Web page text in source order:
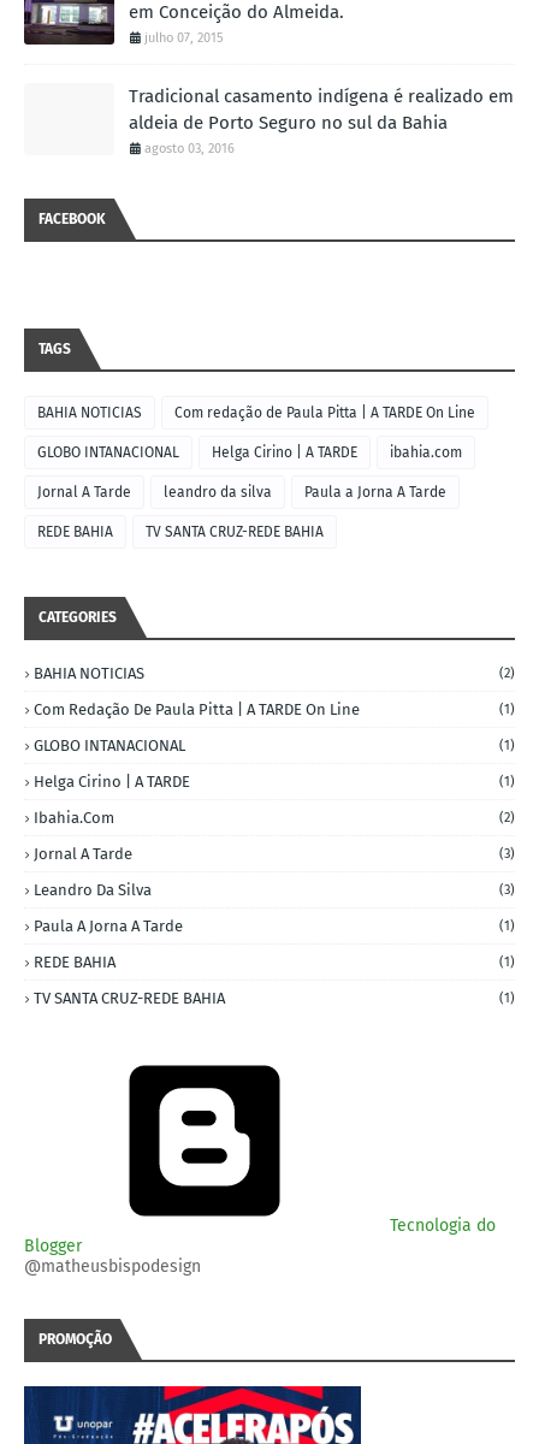
em Conceição do Almeida.
julho 07, 2015
Tradicional casamento indígena é realizado em
aldeia de Porto Seguro no sul da Bahia
agosto 03, 2016
FACEBOOK
TAGS
BAHIA NOTICIAS Com redação de Paula Pitta | A TARDE On Line
GLOBO INTANACIONAL Helga Cirino | A TARDE ibahia.com
Jornal A Tarde leandro da silva Paula a Jorna A Tarde
REDE BAHIA TV SANTA CRUZ-REDE BAHIA
CATEGORIES
BAHIA NOTICIAS (2)
Com Redação De Paula Pitta | A TARDE On Line (1)
GLOBO INTANACIONAL (1)
Helga Cirino | A TARDE (1)
Ibahia.com (2)
Jornal A Tarde (3)
Leandro Da Silva (3)
Paula A Jorna A Tarde (1)
REDE BAHIA (1)
TV SANTA CRUZ-REDE BAHIA (1)
Tecnologia do
Blogger
@matheusbispodesign
PROMOÇÃO